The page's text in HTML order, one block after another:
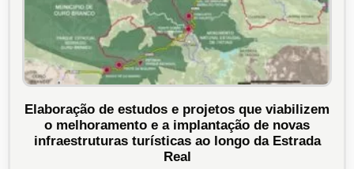
Elaboração de estudos e projetos que viabilizem
o melhoramento e a implantação de novas
infraestruturas turísticas ao longo da Estrada
Real